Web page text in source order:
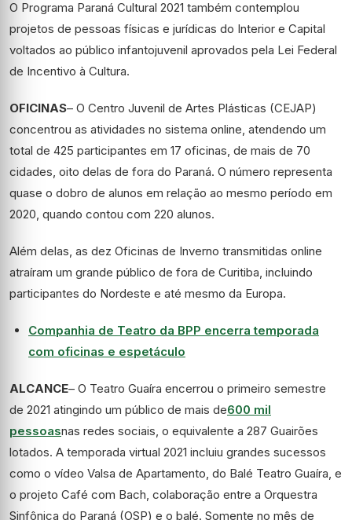
O Programa Paraná Cultural 2021 também contemplou
projetos de pessoas físicas e jurídicas do Interior e Capital
voltados ao público infantojuvenil aprovados pela Lei Federal
de Incentivo à Cultura.
OFICINAS– O Centro Juvenil de Artes Plásticas (CEJAP)
concentrou as atividades no sistema online, atendendo um
total de 425 participantes em 17 oficinas, de mais de 70
cidades, oito delas de fora do Paraná. O número representa
quase o dobro de alunos em relação ao mesmo período em
2020, quando contou com 220 alunos.
Além delas, as dez Oficinas de Inverno transmitidas online
atraíram um grande público de fora de Curitiba, incluindo
participantes do Nordeste e até mesmo da Europa.
Companhia de Teatro da BPP encerra temporada
com oficinas e espetáculo
ALCANCE– O Teatro Guaíra encerrou o primeiro semestre
de 2021 atingindo um público de mais de600 mil
pessoasnas redes sociais, o equivalente a 287 Guairões
lotados. A temporada virtual 2021 incluiu grandes sucessos
como o vídeo Valsa de Apartamento, do Balé Teatro Guaíra, e
o projeto Café com Bach, colaboração entre a Orquestra
Sinfônica do Paraná (OSP) e o balé. Somente no mês de